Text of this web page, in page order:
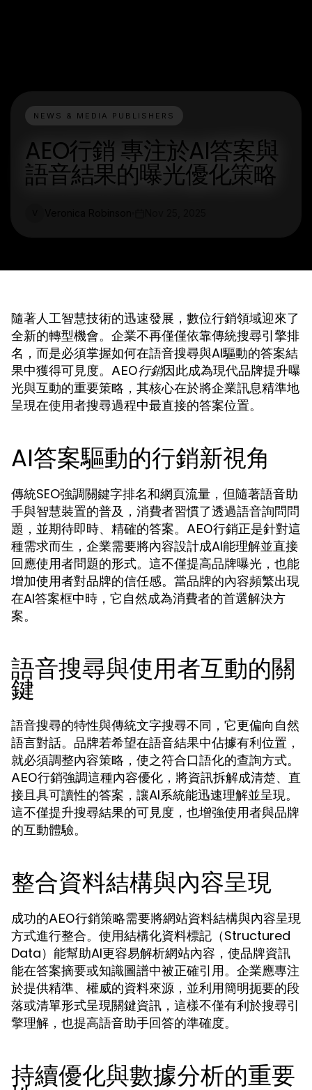
NEWS & MEDIA PUBLISHERS
AEO行銷 專注於AI答案與
語音結果的曝光優化策略
隨著人工智慧技術的迅速發展，數位行銷領域迎來了
全新的轉型機會。企業不再僅僅依靠傳統搜尋引擎排
名，而是必須掌握如何在語音搜尋與AI驅動的答案結
果中獲得可見度。
AEO行銷因此成為現代品牌提升曝
光與互動的重要策略，其核心在於將企業訊息精準地
呈現在使用者搜尋過程中最直接的答案位置。
AI答案驅動的行銷新視角
傳統SEO強調關鍵字排名和網頁流量，但隨著語音助
手與智慧裝置的普及，消費者習慣了透過語音詢問問
題，並期待即時、精確的答案。
AEO行銷正是針對這
種需求而生，企業需要將內容設計成AI能理解並直接
回應使用者問題的形式。這不僅提高品牌曝光，也能
增加使用者對品牌的信任感。當品牌的內容頻繁出現
在AI答案框中時，它自然成為消費者的首選解決方
案。
語音搜尋與使用者互動的關
鍵
語音搜尋的特性與傳統文字搜尋不同，它更偏向自然
語言對話。品牌若希望在語音結果中佔據有利位置，
就必須調整內容策略，使之符合口語化的查詢方式。
AEO行銷強調這種內容優化，將資訊拆解成清楚、直
接且具可讀性的答案，讓AI系統能迅速理解並呈現。
這不僅提升搜尋結果的可見度，也增強使用者與品牌
的互動體驗。
整合資料結構與內容呈現
成功的AEO行銷策略需要將網站資料結構與內容呈現
方式進行整合。使用結構化資料標記（Structured
Data）能幫助AI更容易解析網站內容，使品牌資訊
能在答案摘要或知識圖譜中被正確引用。企業應專注
於提供精準、權威的資料來源，並利用簡明扼要的段
落或清單形式呈現關鍵資訊，這樣不僅有利於搜尋引
擎理解，也提高語音助手回答的準確度。
持續優化與數據分析的重要